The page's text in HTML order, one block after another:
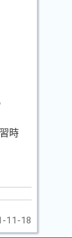
時
11-18